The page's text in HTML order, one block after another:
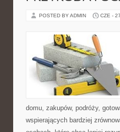
POSTED BY ADMIN CZE -
domu, zakupów, podróży,
wspierających bardziej